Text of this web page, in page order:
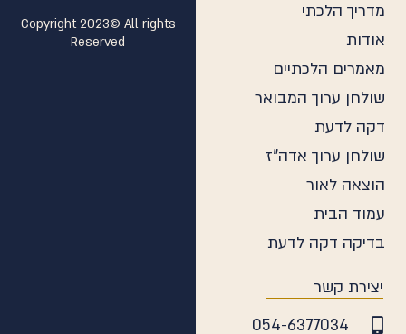
מדריך הלכתי
אודות
מאמרים הלכתיים
שולחן ערוך המבואר
דקה לדעת
שולחן ערוך אדה"ז
הוצאה לאור
עמוד הבית
בדיקה דקה לדעת
יצירת קשר
054-6377034
Copyright 2023© All rights
Reserved